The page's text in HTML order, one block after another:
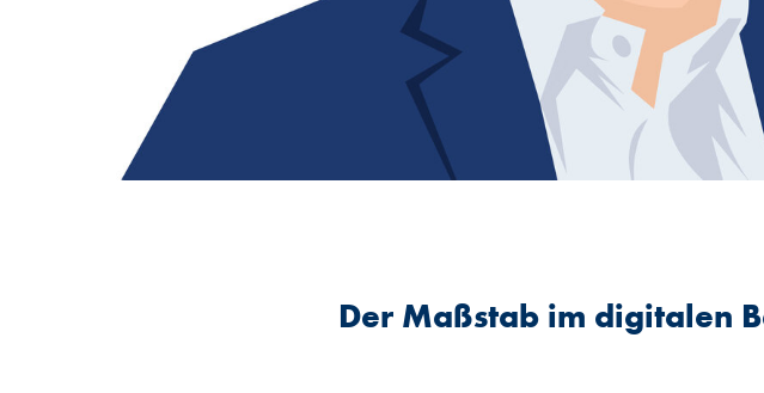
Der Maßstab im digitalen